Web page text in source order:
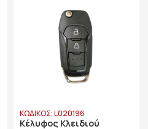
ΚΩΔΙΚΟΣ: L020196
Κέλυφος Κλειδιού